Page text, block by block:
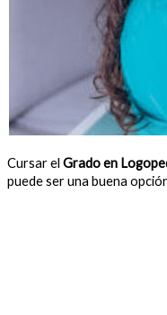
Cursar el Grado en
puede ser una buena